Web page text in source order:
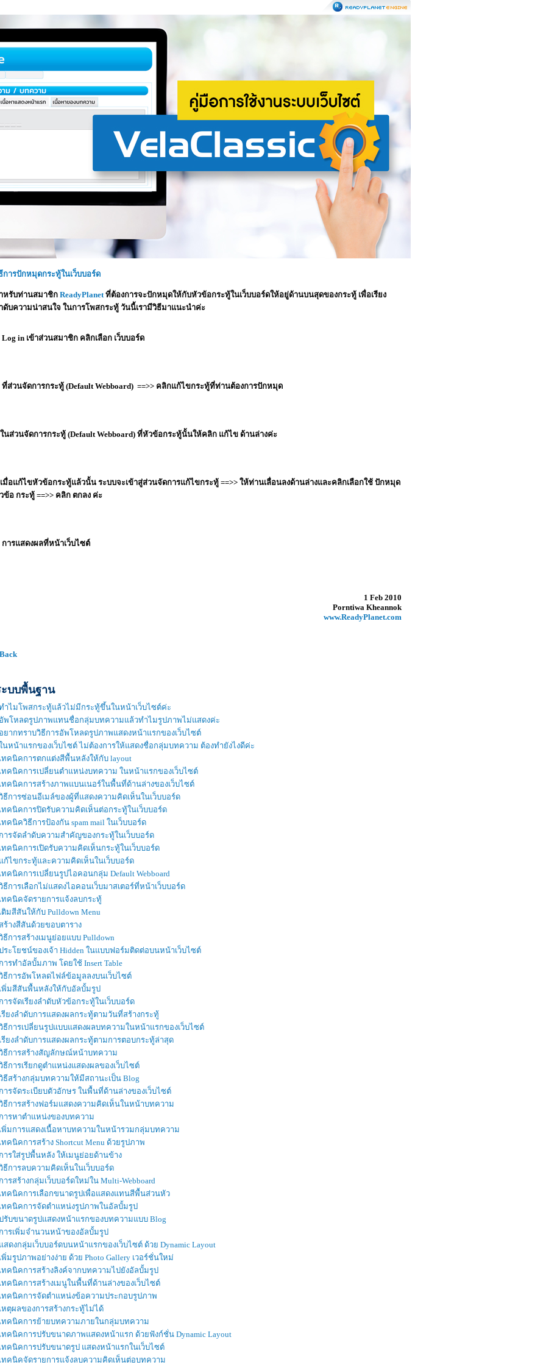
การปักหมุดกระทู้ในเว็บบอร์ด
หรับท่านสมาชิก ReadyPlanetที่ต้องการจะปักหมุดให้กับหัวข้อกระทู้ในเว็บบอร์ดให้อยู่ด้านบนสุดของกระทู้ เพื่อเรียง
ดับความน่าสนใจ ในการโพสกระทู้ วันนี้เรามีวิธีมาแนะนำค่ะ
Log in เข้าส่วนสมาชิก คลิกเลือก เว็บบอร์ด
ที่ส่วนจัดการกระทู้ (Default Webboard) ==>> คลิกแก้ไขกระทู้ที่ท่านต้องการปักหมุด
นส่วนจัดการกระทู้ (Default Webboard) ที่หัวข้อกระทู้นั้นให้คลิก แก้ไข ด้านล่างค่ะ
มื่อแก้ไขหัวข้อกระทู้แล้วนั้น ระบบจะเข้าสู่ส่วนจัดการแก้ไขกระทู้ ==>> ให้ท่านเลื่อนลงด้านล่างและคลิกเลือกใช้ ปักหมุด
ข้อ กระทู้ ==>> คลิก ตกลง ค่ะ
การแสดงผลที่หน้าเว็บไซต์
1 Feb 2010
Porntiwa Kheannok
www.ReadyPlanet.com
บบพื้นฐาน
ำไมโพสกระทู้แล้วไม่มีกระทู้ขึ้นในหน้าเว็บไซต์ค่ะ
พโหลดรูปภาพแทนชื่อกลุ่มบทความแล้วทำไมรูปภาพไม่แสดงค่ะ
ยากทราบวิธีการอัพโหลดรูปภาพแสดงหน้าแรกของเว็บไซต์
นหน้าแรกของเว็บไซต์ ไม่ต้องการให้แสดงชื่อกลุ่มบทความ ต้องทำยังไงดีค่ะ
ทคนิคการตกแต่งสีพื้นหลังให้กับ layout
ทคนิคการเปลี่ยนตำแหน่งบทความ ในหน้าแรกของเว็บไซต์
ทคนิคการสร้างภาพแบนเนอร์ในพื้นที่ด้านล่างของเว็บไซต์
ธีการซ่อนอีเมล์ของผู้ที่แสดงความคิดเห็นในเว็บบอร์ด
ทคนิคการปิดรับความคิดเห็นต่อกระทู้ในเว็บบอร์ด
ทคนิควิธีการป้องกัน spam mail ในเว็บบอร์ด
ารจัดลำดับความสำคัญของกระทู้ในเว็บบอร์ด
ทคนิคการเปิดรับความคิดเห็นกระทู้ในเว็บบอร์ด
ก้ไขกระทู้และความคิดเห็นในเว็บบอร์ด
ทคนิคการเปลี่ยนรูปไอคอนกลุ่ม Default Webboard
ธีการเลือกไม่แสดงไอคอนเว็บมาสเตอร์ที่หน้าเว็บบอร์ด
ทคนิคจัดรายการแจ้งลบกระทู้
ติมสีสันให้กับ Pulldown Menu
ร้างสีสันด้วยขอบตาราง
ธีการสร้างเมนูย่อยแบบ Pulldown
ระโยชน์ของเจ้า Hidden ในแบบฟอร์มติดต่อบนหน้าเว็บไซต์
ารทำอัลบั้มภาพ โดยใช้ Insert Table
ธีการอัพโหลดไฟล์ข้อมูลลงบนเว็บไซต์
พิ่มสีสันพื้นหลังให้กับอัลบั้มรูป
ารจัดเรียงลำดับหัวข้อกระทู้ในเว็บบอร์ด
รียงลำดับการแสดงผลกระทู้ตามวันที่สร้างกระทู้
ธีการเปลี่ยนรูปแบบแสดงผลบทความในหน้าแรกของเว็บไซต์
รียงลำดับการแสดงผลกระทู้ตามการตอบกระทู้ล่าสุด
ธีการสร้างสัญลักษณ์หน้าบทความ
ธีการเรียกดูตำแหน่งแสดงผลของเว็บไซต์
ธีสร้างกลุ่มบทความให้มีสถานะเป็น Blog
ารจัดระเบียบตัวอักษร ในพื้นที่ด้านล่างของเว็บไซต์
ธีการสร้างฟอร์มแสดงความคิดเห็นในหน้าบทความ
ารหาตำแหน่งของบทความ
พิ่มการแสดงเนื้อหาบทความในหน้ารวมกลุ่มบทความ
ทคนิคการสร้าง Shortcut Menu ด้วยรูปภาพ
ารใส่รูปพื้นหลัง ให้เมนูย่อยด้านข้าง
ธีการลบความคิดเห็นในเว็บบอร์ด
ารสร้างกลุ่มเว็บบอร์ดใหม่ใน Multi-Webboard
ทคนิคการเลือกขนาดรูปเพื่อแสดงแทนสีพื้นส่วนหัว
ทคนิคการจัดตำแหน่งรูปภาพในอัลบั้มรูป
รับขนาดรูปแสดงหน้าแรกของบทความแบบ Blog
ารเพิ่มจำนวนหน้าของอัลบั้มรูป
สดงกลุ่มเว็บบอร์ดบนหน้าแรกของเว็บไซต์ ด้วย Dynamic Layout
พิ่มรูปภาพอย่างง่าย ด้วย Photo Gallery เวอร์ชั่นใหม่
ทคนิคการสร้างลิงค์จากบทความไปยังอัลบั้มรูป
ทคนิคการสร้างเมนูในพื้นที่ด้านล่างของเว็บไซต์
ทคนิคการจัดตำแหน่งข้อความประกอบรูปภาพ
หตุผลของการสร้างกระทู้ไม่ได้
ทคนิคการย้ายบทความภายในกลุ่มบทความ
ทคนิคการปรับขนาดภาพแสดงหน้าแรก ด้วยฟังก์ชั่น Dynamic Layout
ทคนิคการปรับขนาดรูป แสดงหน้าแรกในเว็บไซต์
ทคนิคจัดรายการแจ้งลบความคิดเห็นต่อบทความ